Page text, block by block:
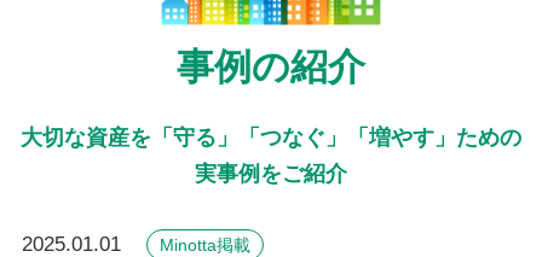
事例の紹介
大切な資産を「守る」「つなぐ」「増やす」ための
実事例をご紹介
2025.01.01 Minotta掲載